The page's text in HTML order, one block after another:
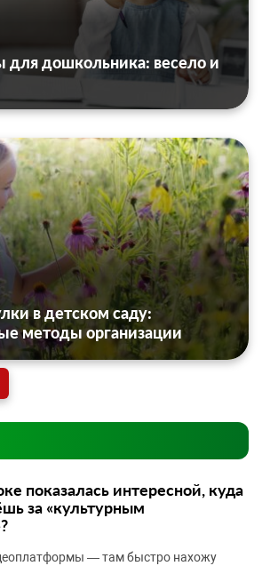
для дошкольника: весело и
в детском саду:
методы организации
показалась интересной, куда
за «культурным
— там быстро нахожу